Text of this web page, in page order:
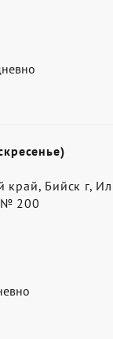
край, Бийск г,
№ 200